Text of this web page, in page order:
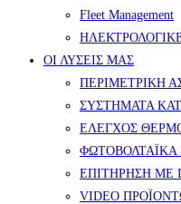
Fleet Management
ΟΙ ΛΥΣΕΙΣ ΜΑΣ
ΠΕΡΙΜΕΤΡΙΚΗ
ΣΥΣΤΗΜΑΤΑ
ΕΛΕΓΧΟΣ
ΕΠΙΤΗΡΗΣΗ ΜΕ
VIDEO